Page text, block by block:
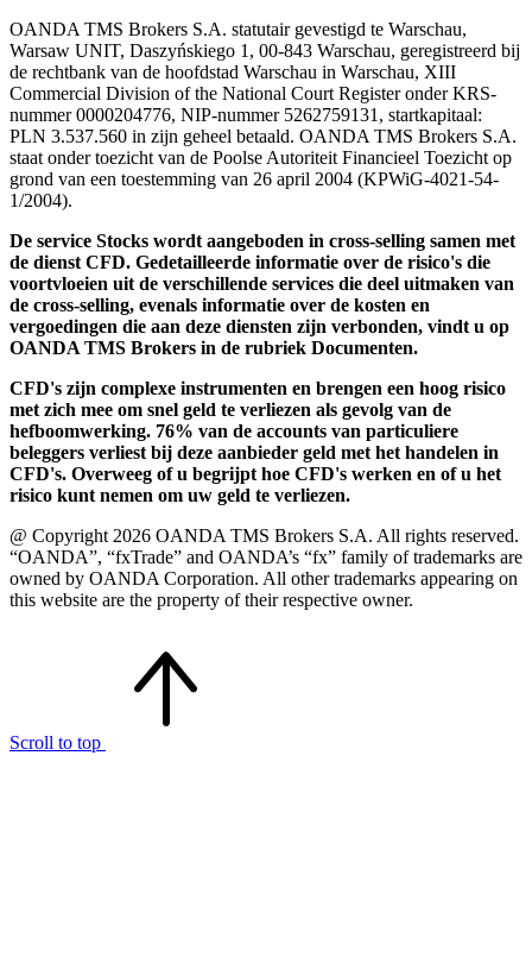
OANDA TMS Brokers S.A. statutair gevestigd te Warschau,
Warsaw UNIT, Daszyńskiego 1, 00-843 Warschau, geregistreerd bij
de rechtbank van de hoofdstad Warschau in Warschau, XIII
Commercial Division of the National Court Register onder KRS-
nummer 0000204776, NIP-nummer 5262759131, startkapitaal:
PLN 3.537.560 in zijn geheel betaald. OANDA TMS Brokers S.A.
staat onder toezicht van de Poolse Autoriteit Financieel Toezicht op
grond van een toestemming van 26 april 2004 (KPWiG-4021-54-
1/2004).
De service Stocks wordt aangeboden in cross-selling samen met
de dienst CFD. Gedetailleerde informatie over de risico's die
voortvloeien uit de verschillende services die deel uitmaken van
de cross-selling, evenals informatie over de kosten en
vergoedingen die aan deze diensten zijn verbonden, vindt u op
OANDA TMS Brokers in de rubriek Documenten.
CFD's zijn complexe instrumenten en brengen een hoog risico
met zich mee om snel geld te verliezen als gevolg van de
hefboomwerking. 76% van de accounts van particuliere
beleggers verliest bij deze aanbieder geld met het handelen in
CFD's. Overweeg of u begrijpt hoe CFD's werken en of u het
risico kunt nemen om uw geld te verliezen.
@ Copyright 2026 OANDA TMS Brokers S.A. All rights reserved.
“OANDA”, “fxTrade” and OANDA’s “fx” family of trademarks are
owned by OANDA Corporation. All other trademarks appearing on
this website are the property of their respective owner.
Scroll to top